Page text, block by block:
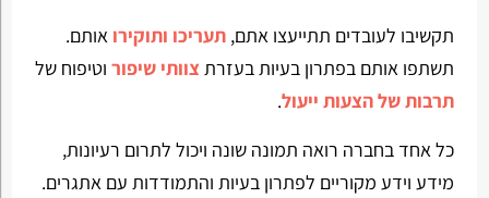
תקשיבו לעובדים תתייעצו אתם, תעריכו ותוקירו אותם.
תשתפו אותם בפתרון בעיות בעזרת צוותי שיפורוטיפוח של
תרבות של הצעות ייעול.
כל אחד בחברה רואה תמונה שונה ויכול לתרום רעיונות,
מידע וידע מקוריים לפתרון בעיות והתמודדות עם אתגרים.